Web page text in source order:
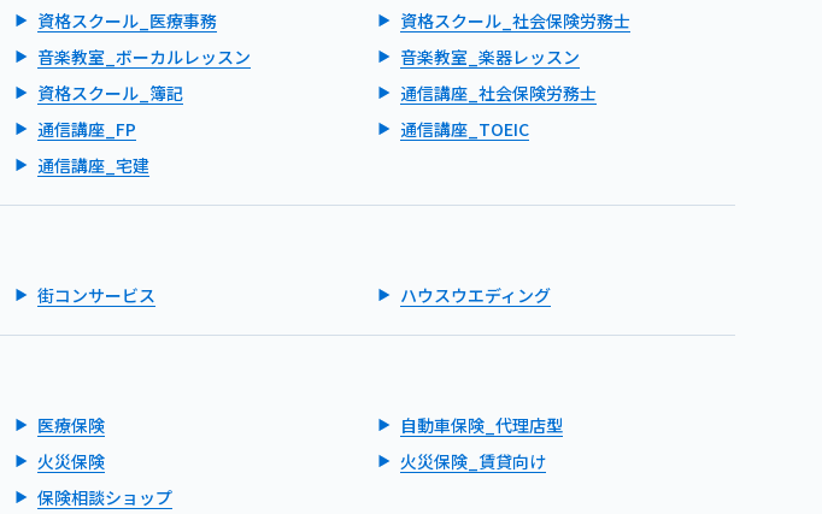
資格スクール_医療事務
資格スクール_社会保険労務士
音楽教室_ボーカルレッスン
音楽教室_楽器レッスン
資格スクール_簿記
通信講座_社会保険労務士
通信講座_FP
通信講座_TOEIC
通信講座_宅建
街コンサービス ハウスウエディング
医療保険
自動車保険_代理店型
火災保険
火災保険_賃貸向け
保険相談ショップ